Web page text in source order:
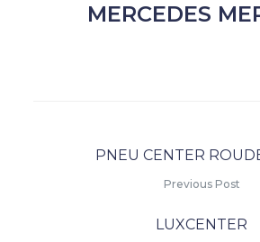
MERCEDES
PNEU CENTER
Previous Post
LUXCENTER